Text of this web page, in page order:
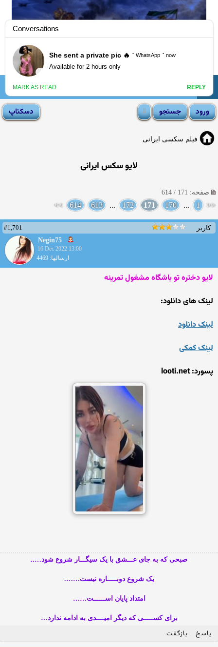
انجمن لوتی ☰
فیلم سکسی ایرانی
لایو سکس ایرانی
صفحه: 171 / 614
<<
1
...
170
171
172
...
613
614
>>
کاربر
#1,701
Negin75
16 Dec 2022 13:00
ارسالها: 4469
لایو دختره تو باشگاه مشغول تمرینه
لینک های دانلود:
لینک دانلود
لینک کمکی
پسورد: looti.net
صبحی که به جای عـــشق با یک سیگـــار شروع شود…..
یک شروع دوبـــــاره نیست…….
امتداد پایان اســــــت……
برای کســـــی که دیگر امیــــدی به ادامه ندارد…
پاسخ بازگفت